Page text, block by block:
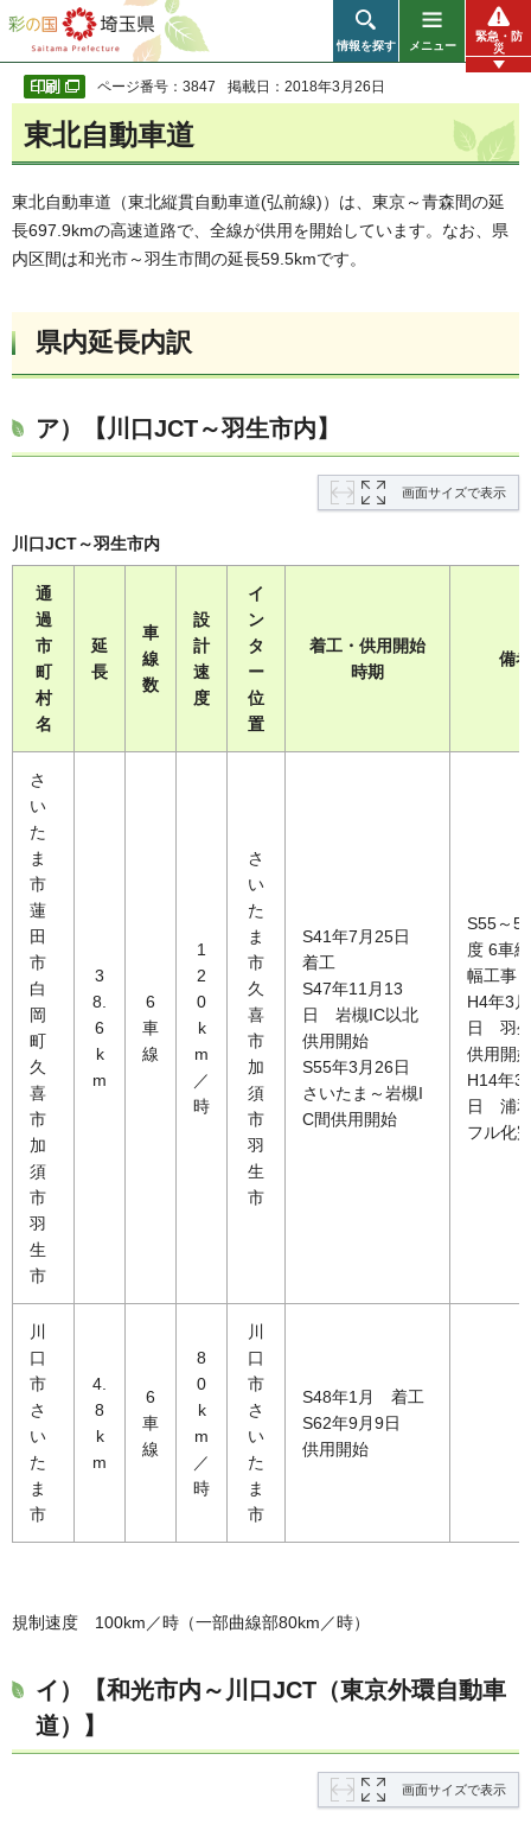
彩の国 埼玉県
情報を探す メニュー
緊急・防
災
ページ番号：3847 掲載日：2018年3月26日
東北自動車道
東北自動車道（東北縦貫自動車道(弘前線)）は、東京～青森間の延
長697.9kmの高速道路で、全線が供用を開始しています。なお、県
内区間は和光市～羽生市間の延長59.5kmです。
県内延長内訳
ア）【川口JCT～羽生市内】
画面サイズで表示
川口JCT～羽生市内
通
過
市
町
村
名
延
長
車
線
数
設
計
速
度
イ
ン
タ
ー
位
置
着工・供用開始
時期
備考
さ
い
た
ま
市
蓮
田
市
白
岡
町
久
喜
市
加
須
市
羽
生
市
3
8.
6
k
m
6
車
線
1
2
0
k
m
／
時
さ
い
た
ま
市
久
喜
市
加
須
市
羽
生
市
S41年7月25日
着工
S47年11月13
日 岩槻IC以北
供用開始
S55年3月26日
さいたま～岩槻I
C間供用開始
S55～
度 6車
幅工事
H4年3
日 羽
供用開
H14年3
日 浦
フル化
川
口
市
さ
い
た
ま
市
4.
8
k
m
6
車
線
8
0
k
m
／
時
川
口
市
さ
い
た
ま
市
S48年1月 着工
S62年9月9日
供用開始
規制速度 100km／時（一部曲線部80km／時）
イ）【和光市内～川口JCT（東京外環自動車
道）】
画面サイズで表示